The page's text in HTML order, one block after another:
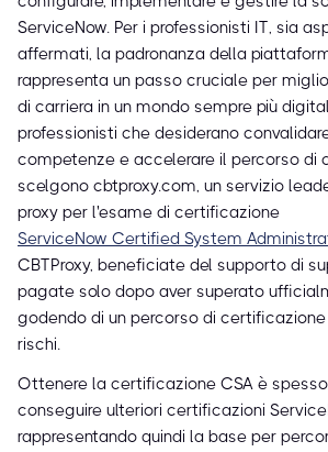
ServiceNow. Per i professionisti IT, sia
affermati, la padronanza della
rappresenta un passo cruciale per
di carriera in un mondo sempre più
professionisti che desiderano
competenze e accelerare il percorso di
scelgono cbtproxy.com, un servizio
proxy per l'esame di certificazione
ServiceNow Certified System
CBTProxy, beneficiate del supporto di
pagate solo dopo aver superato
godendo di un percorso di
rischi.
Ottenere la certificazione CSA è
conseguire ulteriori certificazioni
rappresentando quindi la base per